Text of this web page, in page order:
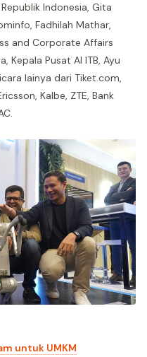
Indonesia, Gita
Fadhilah Mathar,
and Corporate Affairs
Kepala Pusat AI ITB, Ayu
lainya dari Tiket.com,
Kalbe, ZTE, Bank
untuk UMKM